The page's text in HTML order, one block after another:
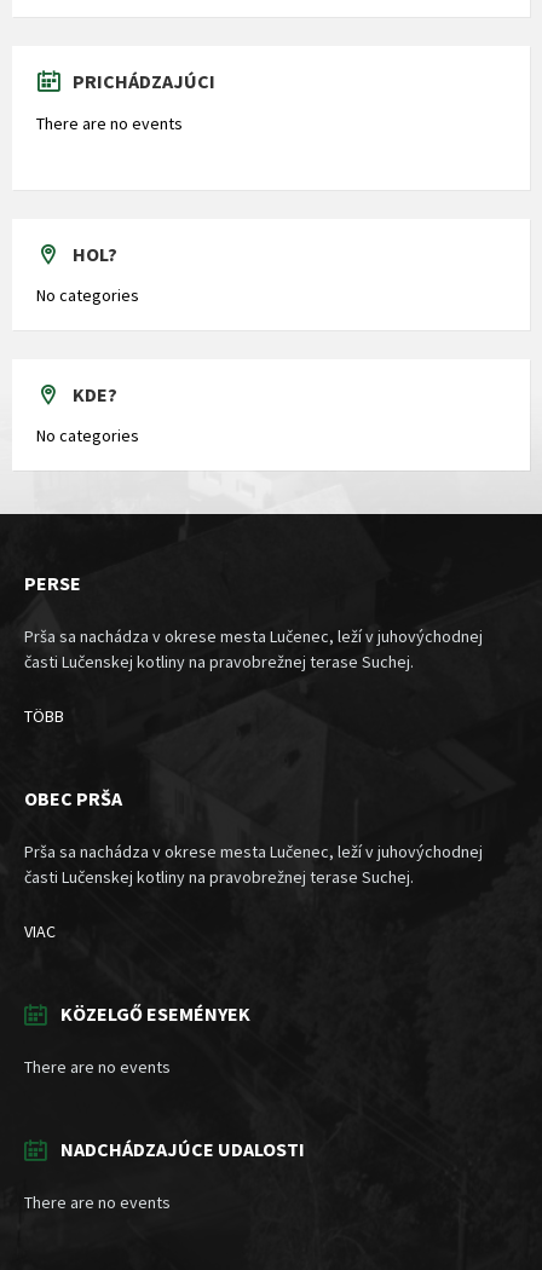
PRICHÁDZAJÚCI
There are no events
HOL?
No categories
KDE?
No categories
PERSE
Prša sa nachádza v okrese mesta Lučenec, leží v juhovýchodnej
časti Lučenskej kotliny na pravobrežnej terase Suchej.
TÖBB
OBEC PRŠA
Prša sa nachádza v okrese mesta Lučenec, leží v juhovýchodnej
časti Lučenskej kotliny na pravobrežnej terase Suchej.
VIAC
KÖZELGŐ ESEMÉNYEK
There are no events
NADCHÁDZAJÚCE UDALOSTI
There are no events